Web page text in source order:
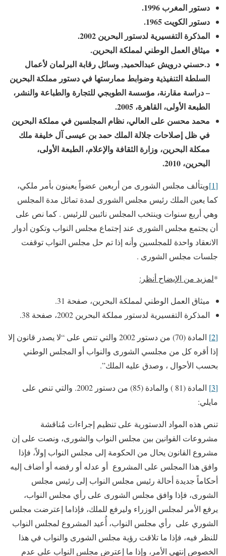
دستور المغرب 1996
.
دستور الكويت 1965
.
المذكرة التفسيرية لدستور البحرين 2002
.
ميثاق العمل الوطني لمملكة البحرين.
د.حسني درويش عبدالحميد, وسائل رقابة البرلمان لأعمال
السلطة التنفيذية وضوابط ممارستها في دستور مملكة البحرين
– دراسة مقارنة، مؤسسة الطوبجي للتجارة والطباعة والنشر،
الطبعة الأولى، القاهرة، 2005
.
محمد محسن على العالي، نظام المجلسين في مملكة البحرين
في ظل إصلاحات جلالة الملك حمد بن عيسى آل خليفة ملك
ممكلة البحرين، وزارة الثقافة والإعلام، الطبعة الأولى،
البحرين، 2010
.
[1]
ويتألف مجلس الشورى من أربعين عضواً يعينون بأمر ملكي،
كما يعين الملك رئيس مجلس الشورى لمدة تماثل مدة المجلس
وهي أربع سنوات وينتخب المجلس نائبين للرئيس . كما نص على
أن يجتمع مجلس الشورى عند إجتماع مجلس النواب وتكون أدوار
الانعقاد واحدة للمجلسين وأنه إذا تم حل مجلس النواب توقفت
جلسات مجلس الشورى .
*لمزيد من الإيضاح أنظر:
ميثاق العمل الوطني لمملكة البحرين، صفحة 31.
المذكرة التفسيرية لدستور مملكة البحرين 2002، صفحة 38.
[2]
المادة (70) من دستور 2002 والتي تنص على “لا يصدر قانون إلا
إذا أقره كل من مجلسي الشورى والنواب أو المجلس الوطني
بحسب الأحوال ، وصدق عليه الملك”.
[3]
المادة (81 ) والمادة (85) من دستور 2002. والتي تنص على
مايلي:
تنص هذه المواد الدستورية على تنظيم إجراءات مُناقشة
مشروعات القوانين بين مجلس النواب والشورى، ونصت على إن
مشروع القانون يحال من الحكومة إلى مجلس النواب إولاً، فإذا
وافق هذا المجلس على المشروع أو عدله أو رفضه أو أضاف إليه
أحكاماً جديدة أحالة رئيس مجلس النواب إلى رئيس مجلس
الشورى، فإذا وافق مجلس الشورى على رأي مجلس النواب،
يرفع الأمر لمجلس الوزراء وليرفع للملك، فإذاما إعترضت مجلس
الشوري على رأي مجلس النواب، أُعيد المشروع لمجلس النواب
للنظر فيه، فإذا ما تلاقت رؤية مجلس الشورى والنواب في هذا
الخصوص إنتهي الأمر، وإذا ما إعترض مجلس النواب على عدم